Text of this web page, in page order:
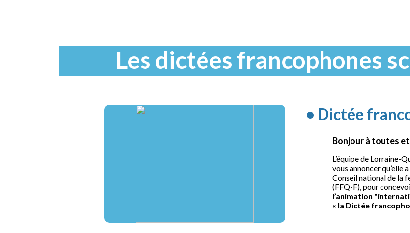
Les dictées francophones
• Dictée
Bonjour à toutes
L’équipe de Lorraine-
vous annoncer qu’elle
Conseil national de la
(FFQ-F), pour
l’animation
« la Dictée